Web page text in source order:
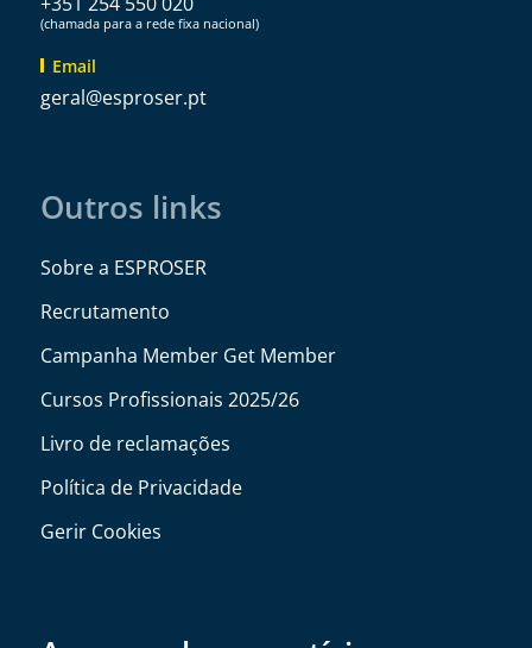
(chamada para a rede fixa nacional)
Email
tp.resorpse
@lareg
Outros links
Sobre a ESPROSER
Recrutamento
Campanha Member Get Member
Cursos Profissionais 2025/26
Livro de reclamações
Política de Privacidade
Gerir Cookies